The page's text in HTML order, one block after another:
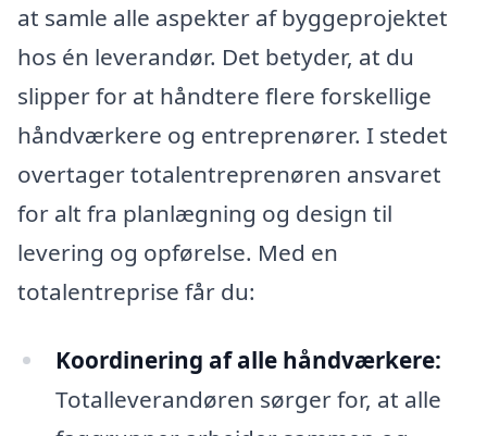
at samle alle aspekter af byggeprojektet
hos én leverandør. Det betyder, at du
slipper for at håndtere flere forskellige
håndværkere og entreprenører. I stedet
overtager totalentreprenøren ansvaret
for alt fra planlægning og design til
levering og opførelse. Med en
totalentreprise får du:
Koordinering af alle håndværkere:
Totalleverandøren sørger for, at alle